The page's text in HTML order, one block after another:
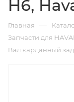
H6,
Главная —
Запчасти для
Вал карданный